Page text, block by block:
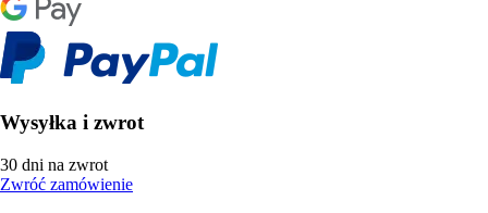
Wysyłka i zwrot
30 dni na zwrot
Zwróć zamówienie